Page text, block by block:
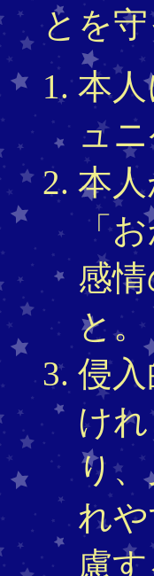
とを
本
ュ
本
「
感
と。
侵
け
り
れ
慮